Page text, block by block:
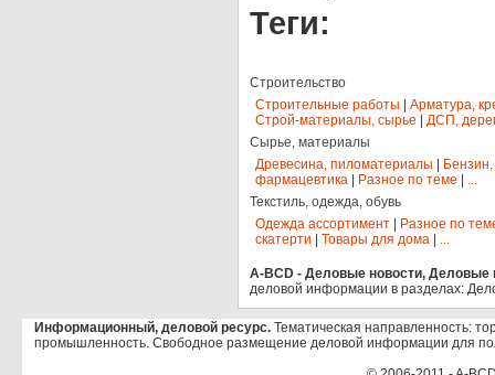
Теги:
Строительство
Строительные работы
Арматура,
Строй-материалы, сырье
ДСП,
Сырье, материалы
Древесина, пиломатериалы
фармацевтика
Разное по теме
...
Текстиль, одежда, обувь
Одежда ассортимент
Разное по
скатерти
Товары для дома ...
A-BCD - Деловые новости, Деловые
деловой информации в разделах:
Информационный, деловой ресурс. Тематическая направленность:
промышленность. Свободное размещение деловой информации для